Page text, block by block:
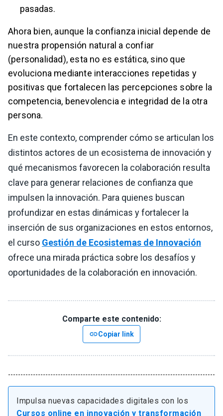
pasadas.
Ahora bien, aunque la confianza inicial depende de
nuestra propensión natural a confiar
(personalidad), esta no es estática, sino que
evoluciona mediante interacciones repetidas y
positivas que fortalecen las percepciones sobre la
competencia, benevolencia e integridad de la otra
persona.
En este contexto, comprender cómo se articulan los
distintos actores de un ecosistema de innovación y
qué mecanismos favorecen la colaboración resulta
clave para generar relaciones de confianza que
impulsen la innovación. Para quienes buscan
profundizar en estas dinámicas y fortalecer la
inserción de sus organizaciones en estos entornos,
el curso Gestión de Ecosistemas de Innovación
ofrece una mirada práctica sobre los desafíos y
oportunidades de la colaboración en innovación.
Comparte este contenido:
linkCopiar link
Impulsa nuevas capacidades digitales con los
Cursos online en innovación y transformación